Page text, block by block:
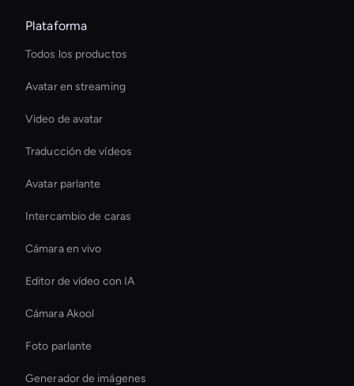
Plataforma
Todos los productos
Avatar en streaming
Video de avatar
Traducción de vídeos
Avatar parlante
Intercambio de caras
Cámara en vivo
Editor de vídeo con IA
Cámara Akool
Foto parlante
Generador de imágenes